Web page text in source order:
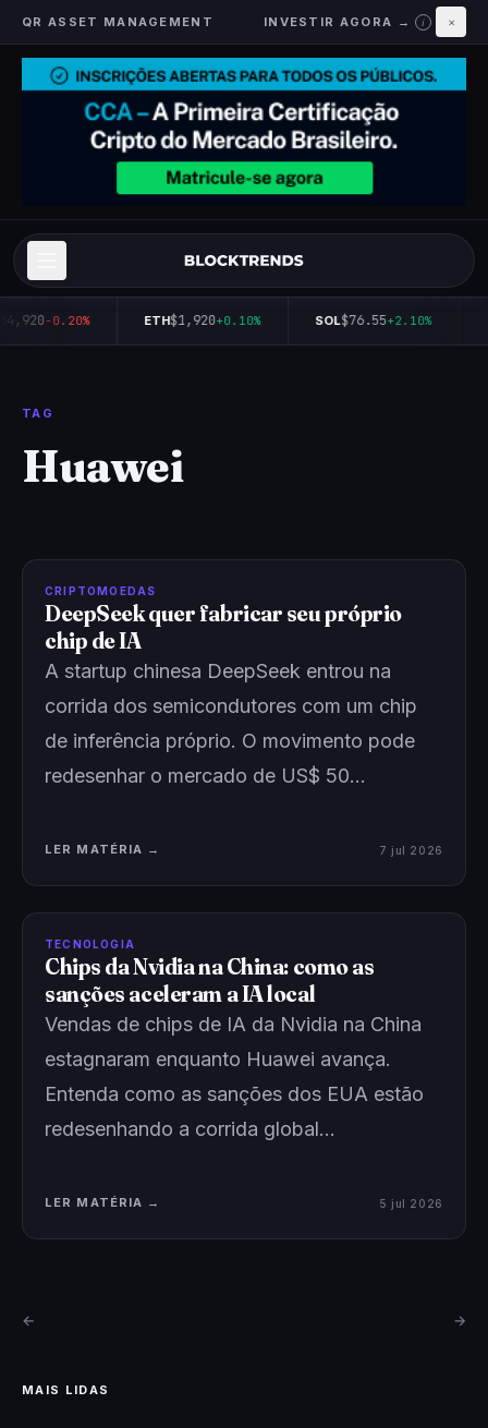
QR ASSET MANAGEMENT INVESTIR AGORA → i ×
-0.20% ETH$1,920+0.10% SOL$76.55+2.10%
TAG
Huawei
CRIPTOMOEDAS
DeepSeek quer fabricar seu próprio
chip de IA
A startup chinesa DeepSeek entrou na
corrida dos semicondutores com um chip
de inferência próprio. O movimento pode
redesenhar o mercado de US$ 50…
LER MATÉRIA → 7 jul 2026
TECNOLOGIA
Chips da Nvidia na China: como as
sanções aceleram a IA local
Vendas de chips de IA da Nvidia na China
estagnaram enquanto Huawei avança.
Entenda como as sanções dos EUA estão
redesenhando a corrida global…
LER MATÉRIA → 5 jul 2026
← →
MAIS LIDAS